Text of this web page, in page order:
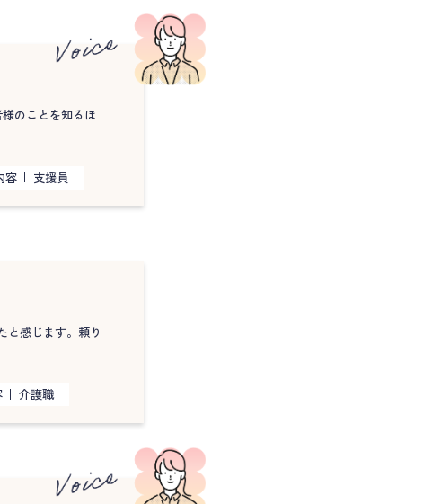
のことを知るほ
容 支援員
と感じます。頼り
介護職